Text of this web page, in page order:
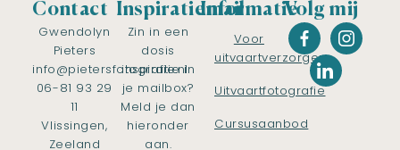
Contact
Gwendolyn
Pieters
info@pietersfotografie.nl
06-81 93 29
11
Vlissingen,
Zeeland
Inspiratiemail
Zin in een
dosis
inspiratie in
je mailbox?
Meld je dan
hieronder
aan.
Informatie
Voor
uitvaartverzorgers
Uitvaartfotografie
Cursusaanbod
Volg mij